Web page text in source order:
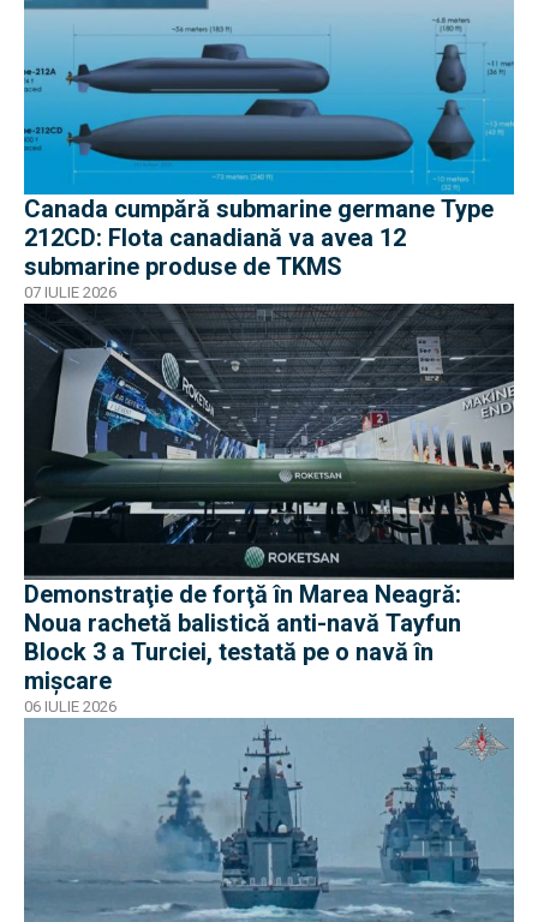
Canada cumpără submarine germane Type
212CD: Flota canadiană va avea 12
submarine produse de TKMS
07 IULIE 2026
Demonstraţie de forţă în Marea Neagră:
Noua rachetă balistică anti-navă Tayfun
Block 3 a Turciei, testată pe o navă în
mișcare
06 IULIE 2026